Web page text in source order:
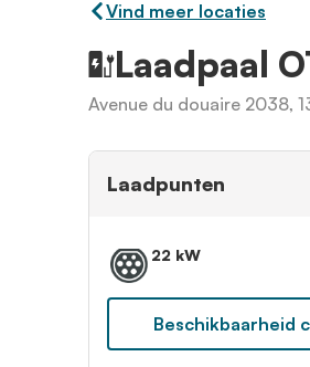
Vind meer locaties
Laadpaal
Avenue du douaire 2038,
Laadpunten
22 kW
Beschikbaarheid